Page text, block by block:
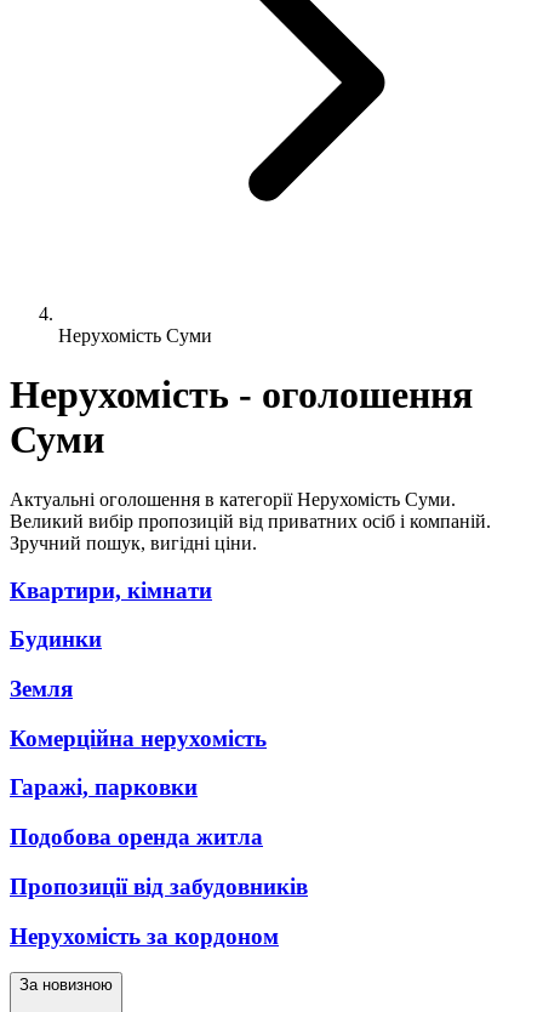
Нерухомість Суми
Нерухомість - оголошення
Суми
Актуальні оголошення в категорії Нерухомість Суми.
Великий вибір пропозицій від приватних осіб і компаній.
Зручний пошук, вигідні ціни.
Квартири, кімнати
Будинки
Земля
Комерційна нерухомість
Гаражі, парковки
Подобова оренда житла
Пропозиції від забудовників
Нерухомість за кордоном
За новизною